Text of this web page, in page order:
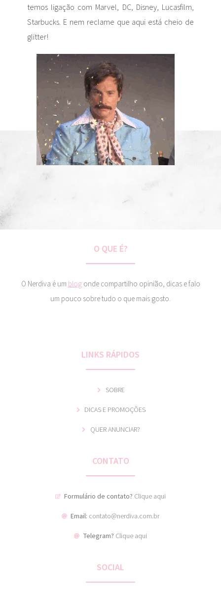
temos ligação com Marvel, DC, Disney, Lucasfilm,
Starbucks. E nem reclame que aqui está cheio de
glitter!
O QUE É?
O Nerdiva é um blogonde compartilho opinião, dicas e falo
um pouco sobre tudo o que mais gosto.
LINKS RÁPIDOS
SOBRE
DICAS E PROMOÇÕES
QUER ANUNCIAR?
CONTATO
Formulário de contato? Clique aqui
Email: contato@nerdiva.com.br
Telegram? Clique aqui
SOCIAL